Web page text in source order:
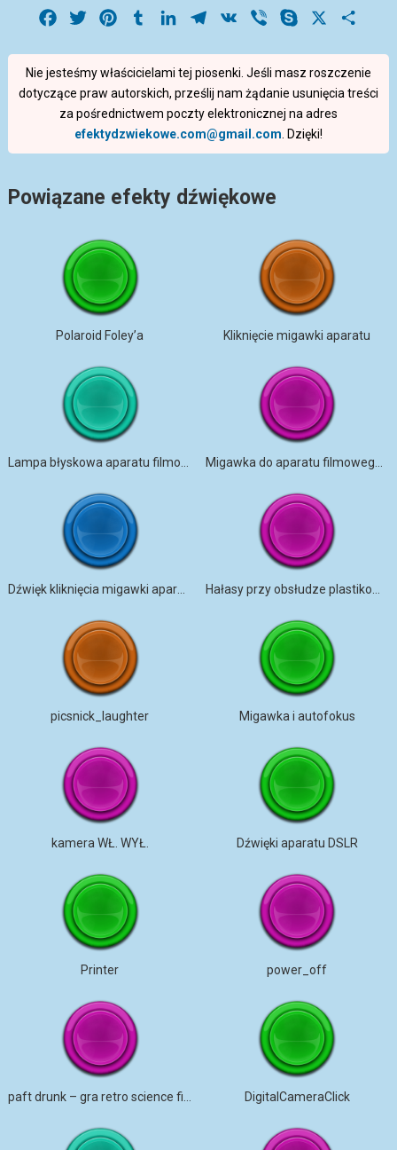
Facebook
Twitter PinterestTumblrLinkedInTelegram
VK Viber Skype
Nie jesteśmy właścicielami tej piosenki. Jeśli masz roszczenie
dotyczące praw autorskich, prześlij nam żądanie usunięcia treści
za pośrednictwem poczty elektronicznej na adres
efektydzwiekowe.com@gmail.com . Dzięki!
Powiązane efekty dźwiękowe
Polaroid Foley’a Kliknięcie migawki aparatu
Dźwięk kliknięcia migawki aparatu
picsnick_laughter Migawka i autofokus
kamera WŁ. WYŁ. Dźwięki aparatu DSLR
Printer power_off
DigitalCameraClick